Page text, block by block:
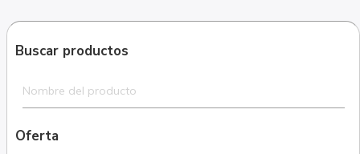
Buscar productos
Oferta